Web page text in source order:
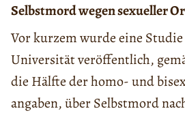
Selbstmord wegen sexueller
Vor kurzem wurde eine
Universität veröffentlich,
die Hälfte der homo- und
angaben, über Selbstmord